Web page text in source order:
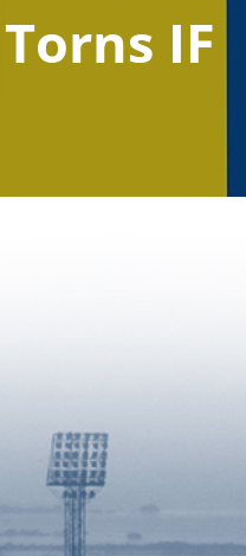
Torns IF